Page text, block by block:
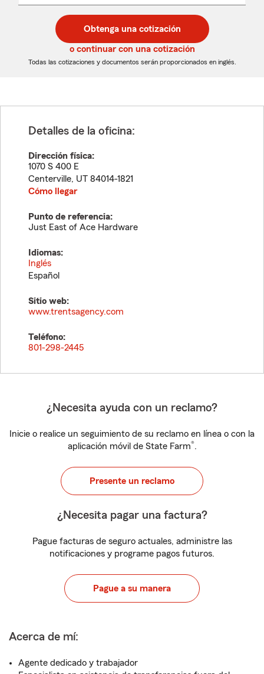
desplegable
de
5
dígitos
de
5
dígitos
Obtenga una cotización
o continuar con una cotización
Todas las cotizaciones y documentos serán proporcionados en inglés.
Detalles de la oficina:
Dirección física:
1070 S 400 E
Centerville, UT 84014-1821
Cómo llegar
Punto de referencia:
Just East of Ace Hardware
Idiomas:
Inglés
Español
Sitio web:
www.trentsagency.com
Teléfono:
801-298-2445
¿Necesita ayuda con un reclamo?
Inicie o realice un seguimiento de su reclamo en línea o con la
aplicación móvil de State Farm®.
Presente un reclamo
¿Necesita pagar una factura?
Pague facturas de seguro actuales, administre las
notificaciones y programe pagos futuros.
Pague a su manera
Acerca de mí:
Agente dedicado y trabajador